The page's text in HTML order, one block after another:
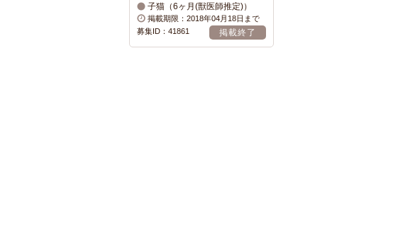
子猫（6ヶ月(獣医師推定)）
掲載期限：2018年04月18日まで
募集ID：41861
掲載終了